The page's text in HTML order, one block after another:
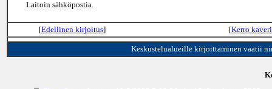
Laitoin sähköpostia.
[Edellinen kirjoitus] [Kerro
Keskustelualueille kirjoittaminen vaatii